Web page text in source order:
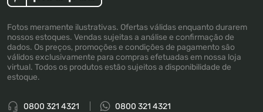
Fotos meramente ilustrativas. Ofertas válidas enquanto durarem
nossos estoques. Vendas sujeitas a análise e confirmação de
dados. Os preços, promoções e condições de pagamento são
válidos exclusivamente para compras efetuadas em nossa loja
virtual. Todos os produtos estão sujeitos a disponibilidade de
estoque.
0800 321 4321 0800 321 4321